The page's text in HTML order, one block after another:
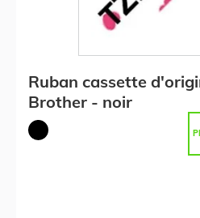
Ruban cassette
Brother - noir